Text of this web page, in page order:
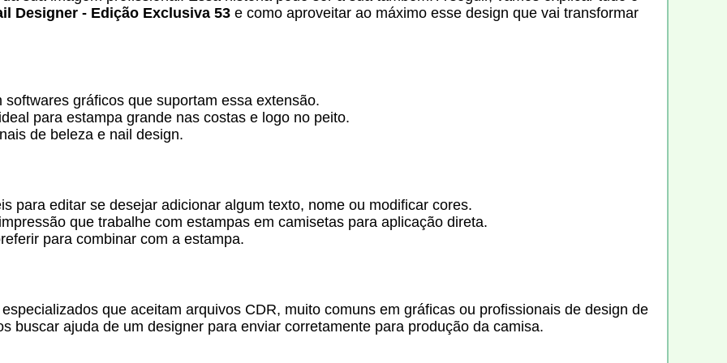
Designer - Edição Exclusiva 53 e como aproveitar ao máximo esse design que vai transformar
gráficos que suportam essa extensão.
para estampa grande nas costas e logo no peito.
de beleza e nail design.
para editar se desejar adicionar algum texto, nome ou modificar cores.
que trabalhe com estampas em camisetas para aplicação direta.
para combinar com a estampa.
que aceitam arquivos CDR, muito comuns em gráficas ou profissionais de design de
buscar ajuda de um designer para enviar corretamente para produção da camisa.